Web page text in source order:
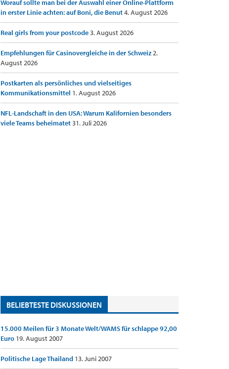
Worauf sollte man bei der Auswahl einer Online-Plattform
in erster Linie achten: auf Boni, die Benut4. August 2026
Real girls from your postcode3. August 2026
Empfehlungen für Casinovergleiche in der Schweiz2.
August 2026
Postkarten als persönliches und vielseitiges
Kommunikationsmittel 1. August 2026
NFL-Landschaft in den USA: Warum Kalifornien besonders
viele Teams beheimatet31. Juli 2026
BELIEBTESTE DISKUSSIONEN
15.000 Meilen für 3 Monate Welt/WAMS für schlappe 92,00
Euro 19. August 2007
Politische Lage Thailand 13. Juni 2007